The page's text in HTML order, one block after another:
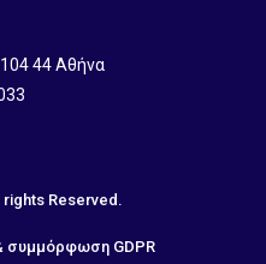
44 Αθήνα
Reserved.
συμμόρφωση GDPR